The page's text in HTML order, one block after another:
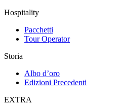
Hospitality
Pacchetti
Tour Operator
Storia
Albo d’oro
Edizioni Precedenti
EXTRA